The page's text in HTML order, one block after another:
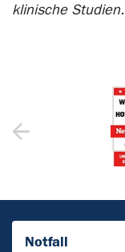
klinische Studien.
Notfall